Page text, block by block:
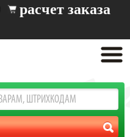
расчет заказа